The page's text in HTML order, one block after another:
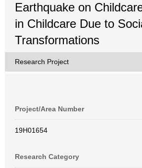
Earthquake on
in Childcare Due to
Transformations
Research Project
Project/Area Number
19H01654
Research Category